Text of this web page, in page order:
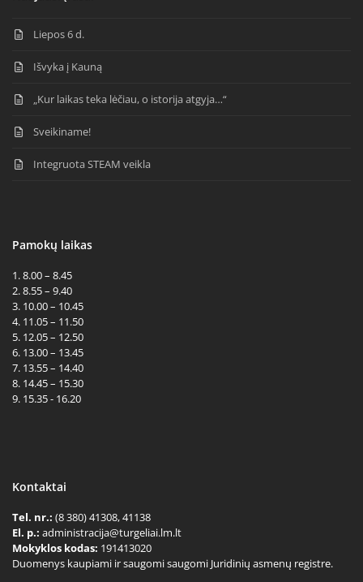
Liepos 6 d.
Išvyka į Kauną
„Kur laikas teka lėčiau, o istorija atgyja…“
Sveikiname!
Integruota STEAM veikla
Pamokų laikas
1. 8.00 – 8.45
2. 8.55 – 9.40
3. 10.00 – 10.45
4. 11.05 – 11.50
5. 12.05 – 12.50
6. 13.00 – 13.45
7. 13.55 – 14.40
8. 14.45 – 15.30
9. 15.35 - 16.20
Kontaktai
Tel. nr.: (8 380) 41308, 41138
El. p.: administracija@turgeliai.lm.lt
Mokyklos kodas: 191413020
Duomenys kaupiami ir saugomi saugomi Juridinių asmenų registre.